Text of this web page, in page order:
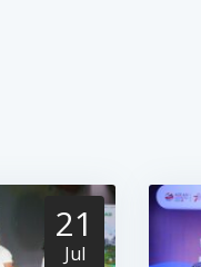
21
Jul